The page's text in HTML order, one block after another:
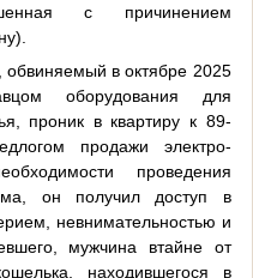
с причинением
в октябре 2025
оборудования для
проник в квартиру к 89-
продажи электро-
проведения
он получил доступ в
невнимательностью и
мужчина втайне от
находившегося в